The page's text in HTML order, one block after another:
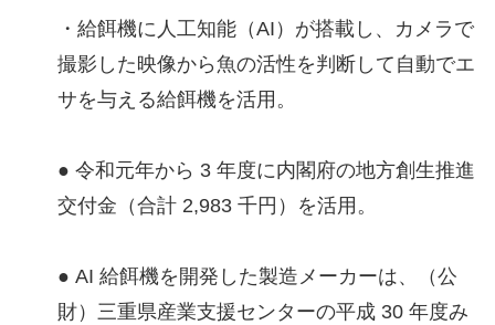
・給餌機に人工知能（AI）が搭載し、カメラで
撮影した映像から魚の活性を判断して自動でエ
サを与える給餌機を活用。
● 令和元年から 3 年度に内閣府の地方創生推進
交付金（合計 2,983 千円）を活用。
● AI 給餌機を開発した製造メーカーは、（公
財）三重県産業支援センターの平成 30 年度み